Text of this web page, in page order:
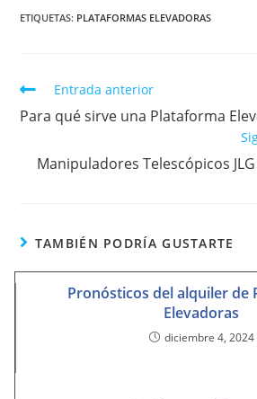
ETIQUETAS: PLATAFORMAS ELEVADORAS
Entrada anterior
Para qué sirve una Plataforma
Manipuladores Telescópicos
TAMBIÉN PODRÍA GUSTARTE
Pronósticos del alquiler de
Elevadoras
diciembre 4, 2024